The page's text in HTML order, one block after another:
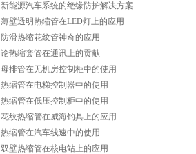
新能源汽车系统的绝缘防护解决方案
薄壁透明热缩管在LED灯上的应用
防滑热缩花纹管神奇的应用
论热缩套管在通讯上的贡献
母排管在无机房控制柜中的使用
热缩管在电梯控制器中的使用
热缩管在低压控制柜中的使用
花纹热缩管在威海钓具上的应用
热缩管在汽车线速中的使用
双壁热缩管在核电站上的应用